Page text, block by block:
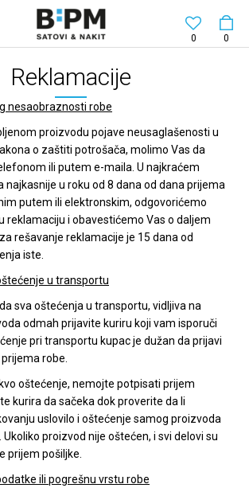
0
0
Reklamacije
nesaobraznosti robe
proizvodu pojave neusaglašenosti u
o zaštiti potrošača, molimo Vas da
ili putem e-maila. U najkraćem
najkasnije u roku od 8 dana od dana prijema
putem ili elektronskim, odgovorićemo
reklamaciju i obavestićemo Vas o daljem
rešavanje reklamacije je 15 dana od
iste.
u transportu
sva oštećenja u transportu, vidljiva na
odmah prijavite kuriru koji vam isporuči
pri transportu kupac je dužan da prijavi
robe.
oštećenje, nemojte potpisati prijem
kurira da sačeka dok proverite da li
uslovilo i oštećenje samog proizvoda
proizvod nije oštećen, i svi delovi su
prijem pošiljke.
ili pogrešnu vrstu robe